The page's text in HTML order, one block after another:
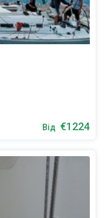
Від €1224
результати(0)